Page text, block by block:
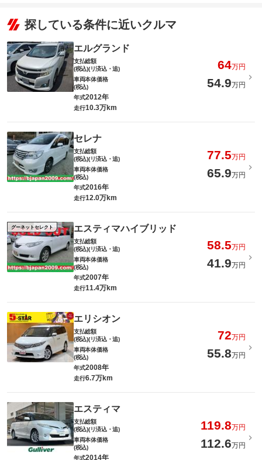
探している条件に近いクルマ
エルグランド
支払総額
(税込)(リ済込・追)
64万円
車両本体価格
(税込)
54.9万円
年式2012年
走行10.3万km
セレナ
支払総額
(税込)(リ済込・追)
77.5万円
車両本体価格
(税込)
65.9万円
年式2016年
走行12.0万km
グーネットセレクト エスティマハイブリッド
支払総額
(税込)(リ済込・追)
58.5万円
車両本体価格
(税込)
41.9万円
年式2007年
走行11.4万km
エリシオン
支払総額
(税込)(リ済込・追)
72万円
車両本体価格
(税込)
55.8万円
年式2008年
走行6.7万km
エスティマ
支払総額
(税込)(リ済込・追)
119.8万円
車両本体価格
(税込)
112.6万円
年式2014年